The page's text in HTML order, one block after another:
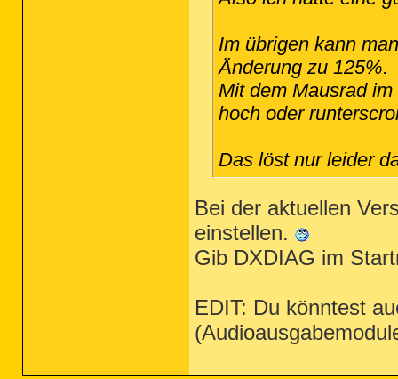
Im übrigen kann
Änderung zu 125%.
Mit dem Mausrad
hoch oder
Das löst nur leider
Bei der aktuellen
einstellen.
Gib DXDIAG im
EDIT: Du könntest